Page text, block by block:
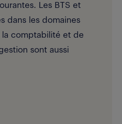
Les BTS et
dans les domaines
comptabilité et de
sont aussi